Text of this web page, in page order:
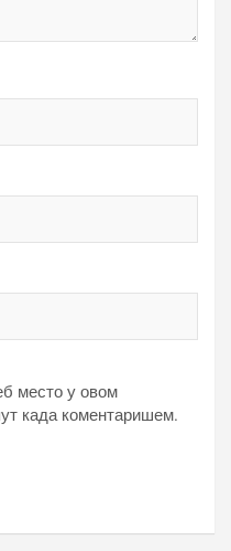
место у овом
када коментаришем.